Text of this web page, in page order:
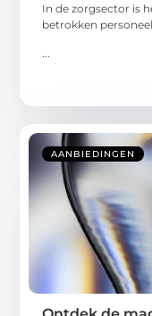
In de zorgsector is
betrokken
...
AANBIEDINGEN